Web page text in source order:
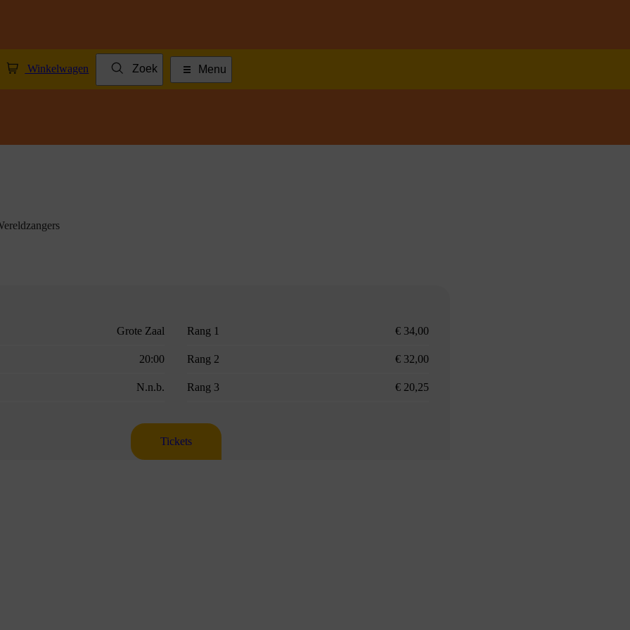
Winkelwagen Zoek Menu
Grote Zaal
20:00
N.n.b.
Rang 1 € 34,00
Rang 2 € 32,00
Rang 3 € 20,25
Tickets